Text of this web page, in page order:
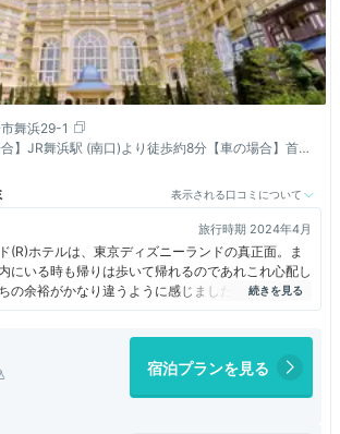
舞浜29-1
合】JR舞浜駅 (南口)より徒歩約8分【車の場合】首都
空港から リムジンバスで約50分／成田空港からリム
80分
表示される口コミについて
旅行時期 2024年4月
(R)ホテルは、東京ディズニーランドの真正面。ま
にいる時も帰りは歩いて帰れるのであれこれ心配し
の余裕がかなり違うように感じました。
入った瞬間から夢の国。テンションはいきなりマッ
の下からもう一つのベッドを引き出して使うという
初、ちょっと戸惑いましたが、ちゃんと説明書がベ
、慌てることはありませんでした。
宿泊プランを見る